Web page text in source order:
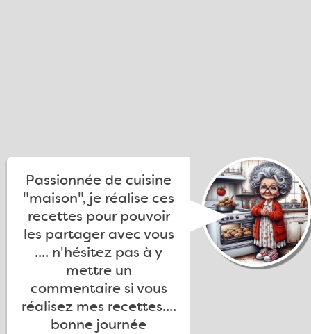
Passionnée de cuisine
"maison", je réalise ces
recettes pour pouvoir
les partager avec vous
.... n'hésitez pas à y
mettre un
commentaire si vous
réalisez mes recettes....
bonne journée